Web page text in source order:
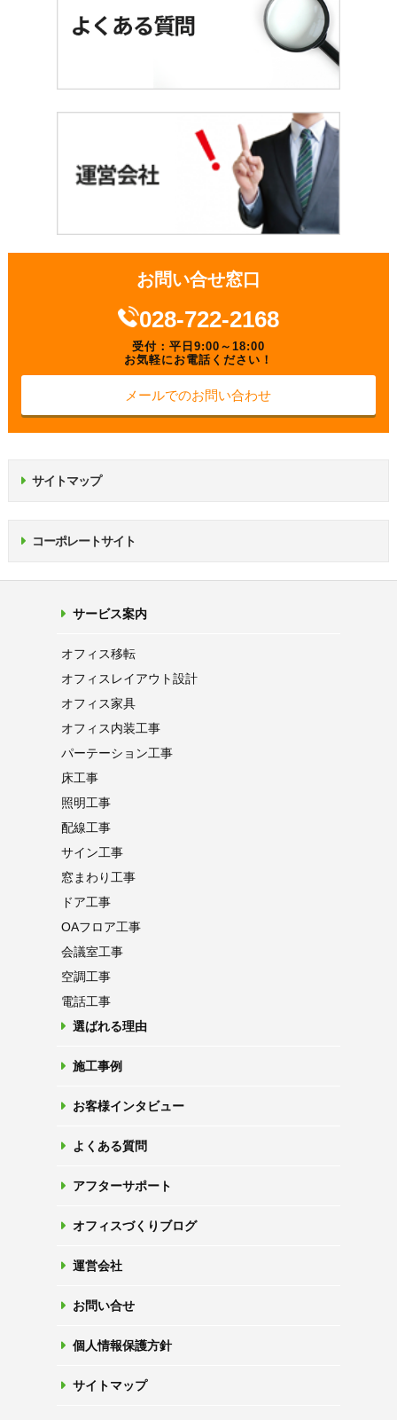
お問い合せ窓口
028-722-2168
受付：平日9:00～18:00
お気軽にお電話ください！
メールでのお問い合わせ
サイトマップ
コーポレートサイト
サービス案内
オフィス移転
オフィス レイアウト設計
オフィス家具
オフィス内装工事
パーテーション工事
床工事
照明工事
配線工事
サイン工事
窓まわり工事
ドア工事
OAフロア工事
会議室工事
空調工事
電話工事
選ばれる理由
施工事例
お客様インタビュー
よくある質問
アフターサポート
オフィスづくりブログ
運営会社
お問い合せ
個人情報保護方針
サイトマップ